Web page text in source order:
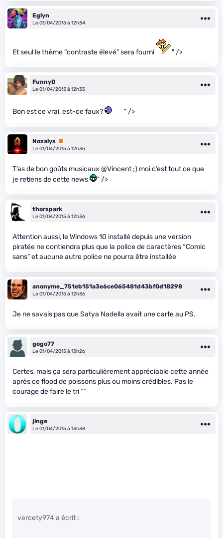
Eglyn
Le 01/04/2015 à 12h34
Et seul le thème “contraste élevé” sera fourni " />
FunnyD
Le 01/04/2015 à 12h35
Bon est ce vrai, est-ce faux? " />
Nozalys Premium
Le 01/04/2015 à 12h35
T’as de bon goûts musicaux @Vincent ;) moi c’est tout ce que
je retiens de cette news
" />
thorspark
Le 01/04/2015 à 12h36
Attention aussi, le Windows 10 installé depuis une version
piratée ne contiendra plus que la police de caractères “Comic
sans” et aucune autre police ne pourra être installée
anonyme_751eb151a3e6ce065481d43bf0d18298
Le 01/04/2015 à 12h36
Je ne savais pas que Satya Nadella avait une carte au PS.
gogo77
Le 01/04/2015 à 13h26
Certes, mais ça sera particulièrement appréciable cette année
après ce flood de poissons plus ou moins crédibles. Pas le
courage de faire le tri ^^
jinge
Le 01/04/2015 à 13h38
vercety974 a écrit :